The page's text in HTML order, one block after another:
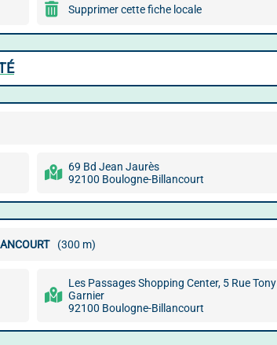
Supprimer cette fiche locale
69 Bd Jean Jaurès
92100 Boulogne-Billancourt
(300 m)
Les Passages Shopping Center, 5 Rue Tony
Garnier
92100 Boulogne-Billancourt